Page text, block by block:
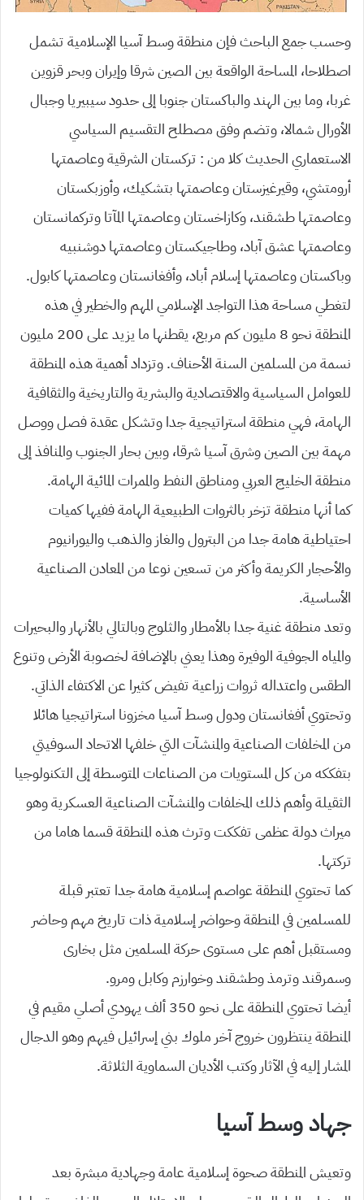
وحسب جمع الباحث فإن منطقة وسط آسيا الإسلامية تشمل
اصطلاحا، المساحة الواقعة بين الصين شرقا وإيران وبحر قزوين
غربا، وما بين الهند والباكستان جنوبا إلى حدود سيبيريا وجبال
الأورال شمالا، وتضم وفق مصطلح التقسيم السياسي
الاستعماري الحديث كلا من : تركستان الشرقية وعاصمتها
أرومتشي، وقيرغيزستان وعاصمتها بتشكيك، وأوزبكستان
وعاصمتها طشقند، وكازاخستان وعاصمتها المآتا وتركمانستان
وعاصمتها عشق آباد، وطاجيكستان وعاصمتها دوشنبيه
وباكستان وعاصمتها إسلام أباد، وأفغانستان وعاصمتها كابول.
لتغطي مساحة هذا التواجد الإسلامي المهم والخطير في هذه
المنطقة نحو 8 مليون كم مربع، يقطنها ما يزيد على 200 مليون
نسمة من المسلمين السنة الأحناف. وتزداد أهمية هذه المنطقة
للعوامل السياسية والاقتصادية والبشرية والتاريخية والثقافية
الهامة، فهي منطقة استراتيجية جدا وتشكل عقدة فصل ووصل
مهمة بين الصين وشرق آسيا شرقا، وبين بحار الجنوب والمنافذ إلى
منطقة الخليج العربي ومناطق النفط والممرات المائية الهامة.
كما أنها منطقة تزخر بالثروات الطبيعية الهامة ففيها كميات
احتياطية هامة جدا من البترول والغاز والذهب واليورانيوم
والأحجار الكريمة وأكثر من تسعين نوعا من المعادن الصناعية
الأساسية.
وتعد منطقة غنية جدا بالأمطار والثلوج وبالتالي بالأنهار والبحيرات
والمياه الجوفية الوفيرة وهذا يعني بالإضافة لخصوبة الأرض وتنوع
الطقس واعتداله ثروات زراعية تفيض كثيرا عن الاكتفاء الذاتي.
وتحتوي أفغانستان ودول وسط آسيا مخزونا استراتيجيا هائلا
من المخلفات الصناعية والمنشآت التي خلفها الاتحاد السوفيتي
بتفككه من كل المستويات من الصناعات المتوسطة إلى التكنولوجيا
الثقيلة وأهم ذلك المخلفات والمنشآت الصناعية العسكرية وهو
ميراث دولة عظمى تفككت وترث هذه المنطقة قسما هاما من
تركتها.
كما تحتوي المنطقة عواصم إسلامية هامة جدا تعتبر قبلة
للمسلمين في المنطقة وحواضر إسلامية ذات تاريخ مهم وحاضر
ومستقبل أهم على مستوى حركة المسلمين مثل بخارى
وسمرقند وترمذ وطشقند وخوارزم وكابل ومرو.
أيضا تحتوي المنطقة على نحو 350 ألف يهودي أصلي مقيم في
المنطقة ينتظرون خروج آخر ملوك بني إسرائيل فيهم وهو الدجال
المشار إليه في الآثار وكتب الأديان السماوية الثلاثة.
جهاد وسط آسيا
وتعيش المنطقة صحوة إسلامية عامة وجهادية مبشرة بعد